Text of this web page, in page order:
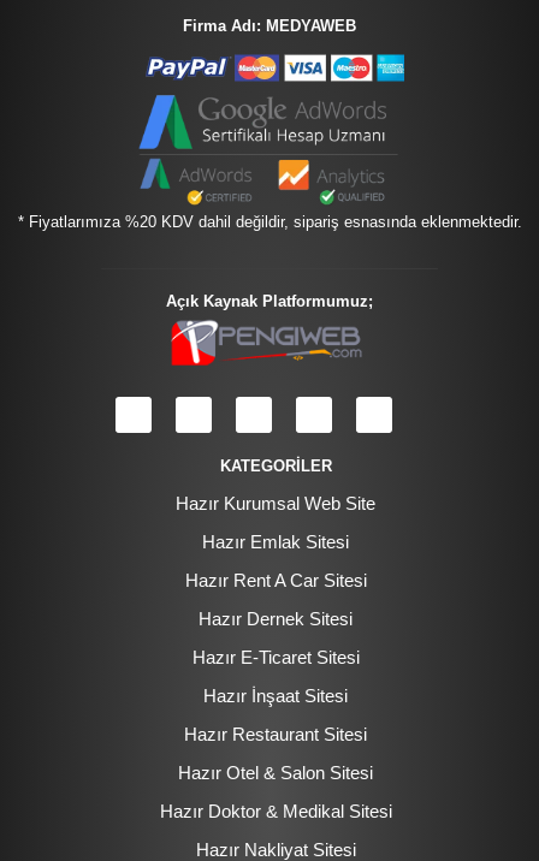
Firma Adı: MEDYAWEB
* Fiyatlarımıza %20 KDV dahil değildir, sipariş esnasında eklenmektedir.
Açık Kaynak Platformumuz;
KATEGORİLER
Hazır Kurumsal Web Site
Hazır Emlak Sitesi
Hazır Rent A Car Sitesi
Hazır Dernek Sitesi
Hazır E-Ticaret Sitesi
Hazır İnşaat Sitesi
Hazır Restaurant Sitesi
Hazır Otel & Salon Sitesi
Hazır Doktor & Medikal Sitesi
Hazır Nakliyat Sitesi